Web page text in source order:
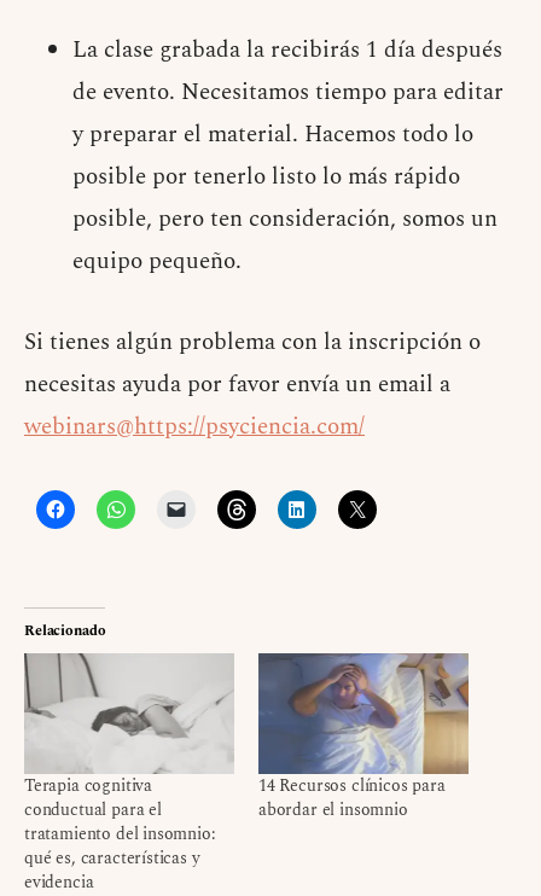
La clase grabada la recibirás 1 día después
de evento. Necesitamos tiempo para editar
y preparar el material. Hacemos todo lo
posible por tenerlo listo lo más rápido
posible, pero ten consideración, somos un
equipo pequeño.
Si tienes algún problema con la inscripción o
necesitas ayuda por favor envía un email a
webinars@https://psyciencia.com/
Relacionado
Terapia cognitiva
conductual para el
tratamiento del insomnio:
qué es, características y
evidencia
14 Recursos clínicos para
abordar el insomnio